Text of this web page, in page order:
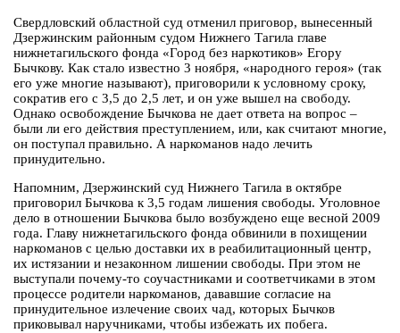
Свердловский областной суд отменил приговор, вынесенный
Дзержинским районным судом Нижнего Тагила главе
нижнетагильского фонда «Город без наркотиков» Егору
Бычкову. Как стало известно 3 ноября, «народного героя» (так
его уже многие называют), приговорили к условному сроку,
сократив его с 3,5 до 2,5 лет, и он уже вышел на свободу.
Однако освобождение Бычкова не дает ответа на вопрос –
были ли его действия преступлением, или, как считают многие,
он поступал правильно. А наркоманов надо лечить
принудительно.
Напомним, Дзержинский суд Нижнего Тагила в октябре
приговорил Бычкова к 3,5 годам лишения свободы. Уголовное
дело в отношении Бычкова было возбуждено еще весной 2009
года. Главу нижнетагильского фонда обвинили в похищении
наркоманов с целью доставки их в реабилитационный центр,
их истязании и незаконном лишении свободы. При этом не
выступали почему-то соучастниками и соответчиками в этом
процессе родители наркоманов, дававшие согласие на
принудительное излечение своих чад, которых Бычков
приковывал наручниками, чтобы избежать их побега.